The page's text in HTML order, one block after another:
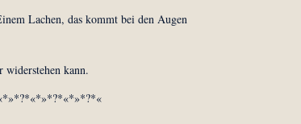
Lachen, das kommt bei den Augen
widerstehen kann.